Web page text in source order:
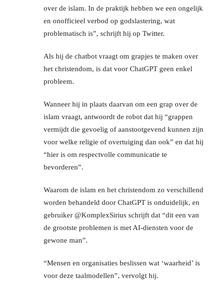
over de islam. In de praktijk hebben we een ongelijk
en onofficieel verbod op godslastering, wat
problematisch is”, schrijft hij op Twitter.
Als hij de chatbot vraagt om grapjes te maken over
het christendom, is dat voor ChatGPT geen enkel
probleem.
Wanneer hij in plaats daarvan om een grap over de
islam vraagt, antwoordt de robot dat hij “grappen
vermijdt die gevoelig of aanstootgevend kunnen zijn
voor welke religie of overtuiging dan ook” en dat hij
“hier is om respectvolle communicatie te
bevorderen”.
Waarom de islam en het christendom zo verschillend
worden behandeld door ChatGPT is onduidelijk, en
gebruiker @KomplexSirius schrijft dat “dit een van
de grootste problemen is met AI-diensten voor de
gewone man”.
“Mensen en organisaties beslissen wat ‘waarheid’ is
voor deze taalmodellen”, vervolgt hij.